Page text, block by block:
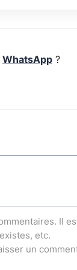
WhatsApp?